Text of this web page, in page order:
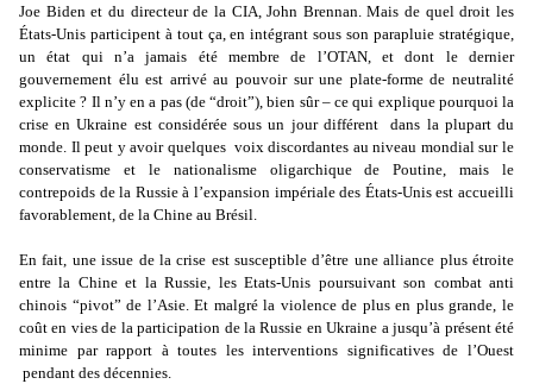
Joe Biden et du directeur de la CIA, John Brennan. Mais de quel droit les
États-Unis participent à tout ça, en intégrant sous son parapluie stratégique,
un état qui n’a jamais été membre de l’OTAN, et dont le dernier
gouvernement élu est arrivé au pouvoir sur une plate-forme de neutralité
explicite ? Il n’y en a pas (de “droit”), bien sûr – ce qui explique pourquoi la
crise en Ukraine est considérée sous un jour différent dans la plupart du
monde. Il peut y avoir quelques voix discordantes au niveau mondial sur le
conservatisme et le nationalisme oligarchique de Poutine, mais le
contrepoids de la Russie à l’expansion impériale des États-Unis est accueilli
favorablement, de la Chine au Brésil.
En fait, une issue de la crise est susceptible d’être une alliance plus étroite
entre la Chine et la Russie, les Etats-Unis poursuivant son combat anti
chinois “pivot” de l’Asie. Et malgré la violence de plus en plus grande, le
coût en vies de la participation de la Russie en Ukraine a jusqu’à présent été
minime par rapport à toutes les interventions significatives de l’Ouest
pendant des décennies.